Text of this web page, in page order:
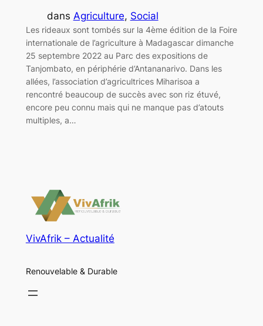
dans Agriculture, Social
Les rideaux sont tombés sur la 4ème édition de la Foire
internationale de l’agriculture à Madagascar dimanche
25 septembre 2022 au Parc des expositions de
Tanjombato, en périphérie d’Antananarivo. Dans les
allées, l’association d’agricultrices Miharisoa a
rencontré beaucoup de succès avec son riz étuvé,
encore peu connu mais qui ne manque pas d’atouts
multiples, a…
VivAfrik – Actualité
Renouvelable & Durable